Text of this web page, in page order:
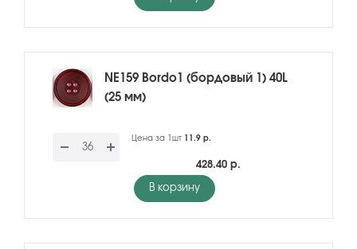
NE159 Bordo1 (бордовый 1) 40L
(25 мм)
Цена за 1шт 11.9 р.
428.40 р.
В корзину